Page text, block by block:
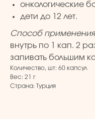
онкологические
дети до 12 лет.
Способ
внутрь по 1 кап. 2
запивать большим
Количество, шт: 60 капсул
Вес: 21 г
Страна: Турция
г. Москва, ул. Золотая, 11,
«Золото», офис 4А12, м.